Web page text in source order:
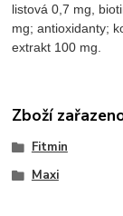
listová 0,7 mg,
mg; antioxidanty;
extrakt 100 mg.
Zboží
Fitmin
Maxi